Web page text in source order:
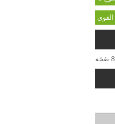
القوي